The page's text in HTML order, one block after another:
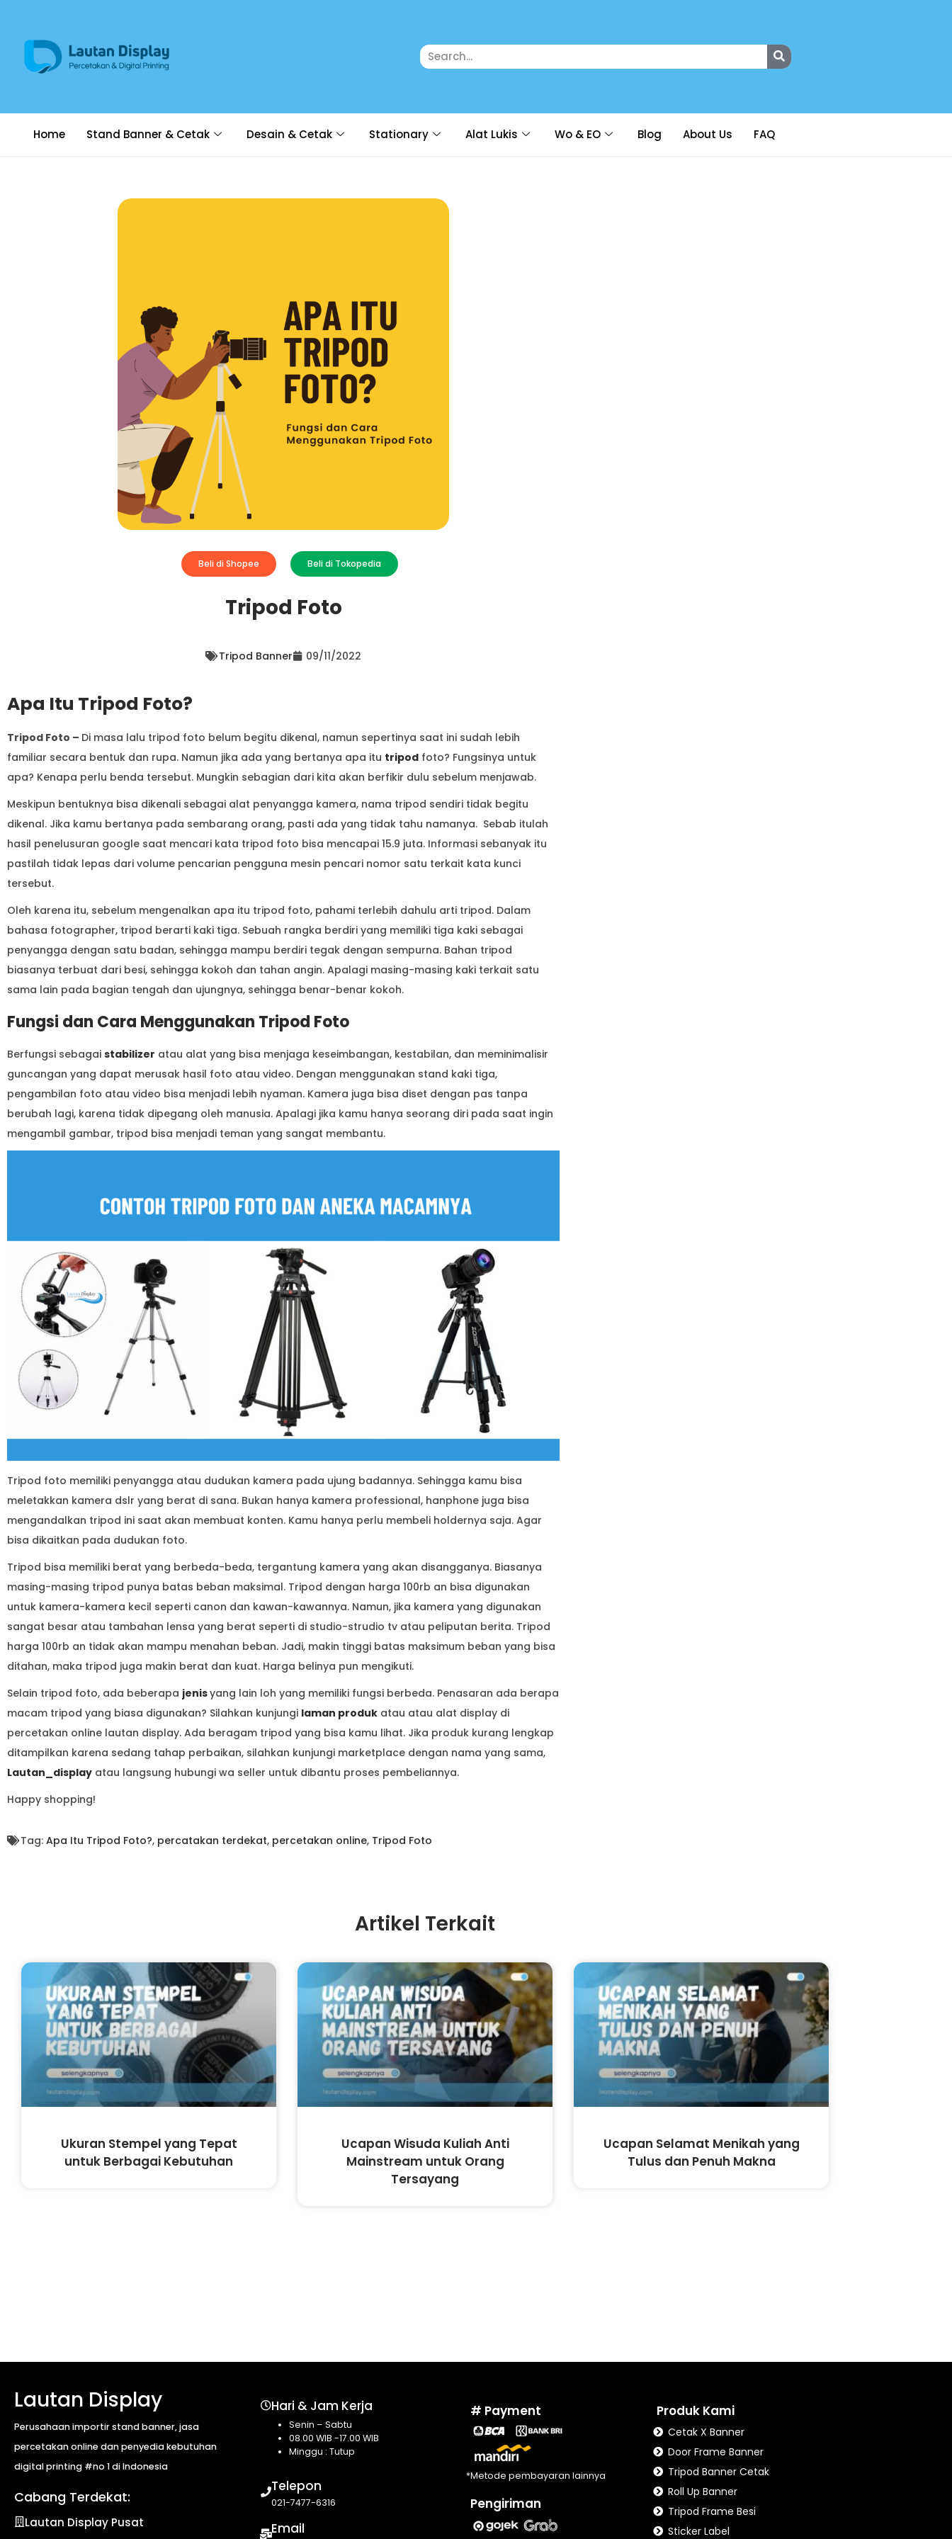
Home Stand Banner & Cetak Desain & Cetak Stationary Alat Lukis Wo & EO Blog About Us FAQ
Beli di Shopee Beli di Tokopedia
Tripod Foto
Tripod Banner 09/11/2022
Apa Itu Tripod Foto?
Tripod Foto – Di masa lalu tripod foto belum begitu dikenal, namun sepertinya saat ini sudah lebih
familiar secara bentuk dan rupa. Namun jika ada yang bertanya apa itu tripod foto? Fungsinya untuk
apa? Kenapa perlu benda tersebut. Mungkin sebagian dari kita akan berfikir dulu sebelum menjawab.
Meskipun bentuknya bisa dikenali sebagai alat penyangga kamera, nama tripod sendiri tidak begitu
dikenal. Jika kamu bertanya pada sembarang orang, pasti ada yang tidak tahu namanya. Sebab itulah
hasil penelusuran google saat mencari kata tripod foto bisa mencapai 15.9 juta. Informasi sebanyak itu
pastilah tidak lepas dari volume pencarian pengguna mesin pencari nomor satu terkait kata kunci
tersebut.
Oleh karena itu, sebelum mengenalkan apa itu tripod foto, pahami terlebih dahulu arti tripod. Dalam
bahasa fotographer, tripod berarti kaki tiga. Sebuah rangka berdiri yang memiliki tiga kaki sebagai
penyangga dengan satu badan, sehingga mampu berdiri tegak dengan sempurna. Bahan tripod
biasanya terbuat dari besi, sehingga kokoh dan tahan angin. Apalagi masing-masing kaki terkait satu
sama lain pada bagian tengah dan ujungnya, sehingga benar-benar kokoh.
Fungsi dan Cara Menggunakan Tripod Foto
Berfungsi sebagai stabilizer atau alat yang bisa menjaga keseimbangan, kestabilan, dan meminimalisir
guncangan yang dapat merusak hasil foto atau video. Dengan menggunakan stand kaki tiga,
pengambilan foto atau video bisa menjadi lebih nyaman. Kamera juga bisa diset dengan pas tanpa
berubah lagi, karena tidak dipegang oleh manusia. Apalagi jika kamu hanya seorang diri pada saat ingin
mengambil gambar, tripod bisa menjadi teman yang sangat membantu.
Tripod foto memiliki penyangga atau dudukan kamera pada ujung badannya. Sehingga kamu bisa
meletakkan kamera dslr yang berat di sana. Bukan hanya kamera professional, hanphone juga bisa
mengandalkan tripod ini saat akan membuat konten. Kamu hanya perlu membeli holdernya saja. Agar
bisa dikaitkan pada dudukan foto.
Tripod bisa memiliki berat yang berbeda-beda, tergantung kamera yang akan disangganya. Biasanya
masing-masing tripod punya batas beban maksimal. Tripod dengan harga 100rb an bisa digunakan
untuk kamera-kamera kecil seperti canon dan kawan-kawannya. Namun, jika kamera yang digunakan
sangat besar atau tambahan lensa yang berat seperti di studio-strudio tv atau peliputan berita. Tripod
harga 100rb an tidak akan mampu menahan beban. Jadi, makin tinggi batas maksimum beban yang bisa
ditahan, maka tripod juga makin berat dan kuat. Harga belinya pun mengikuti.
Selain tripod foto, ada beberapa jenisyang lain loh yang memiliki fungsi berbeda. Penasaran ada berapa
macam tripod yang biasa digunakan? Silahkan kunjungi laman produk atau atau alat display di
percetakan online lautan display. Ada beragam tripod yang bisa kamu lihat. Jika produk kurang lengkap
ditampilkan karena sedang tahap perbaikan, silahkan kunjungi marketplace dengan nama yang sama,
Lautan_display atau langsung hubungi wa seller untuk dibantu proses pembeliannya.
Happy shopping!
Tag: Apa Itu Tripod Foto?, percatakan terdekat, percetakan online, Tripod Foto
Artikel Terkait
Ukuran Stempel yang Tepat
untuk Berbagai Kebutuhan
Ucapan Wisuda Kuliah Anti
Mainstream untuk Orang
Tersayang
Ucapan Selamat Menikah yang
Tulus dan Penuh Makna
Lautan Display
Perusahaan importir stand banner, jasa
percetakan online dan penyedia kebutuhan
digital printing #no 1 di Indonesia
Cabang Terdekat:
Lautan Display Pusat
Hari & Jam Kerja
Senin – Sabtu
08.00 WIB -17.00 WIB
Minggu : Tutup
Telepon
021-7477-6316
Email
# Payment
*Metode pembayaran lainnya
Pengiriman
Produk Kami
Cetak X Banner
Door Frame Banner
Tripod Banner Cetak
Roll Up Banner
Tripod Frame Besi
Sticker Label